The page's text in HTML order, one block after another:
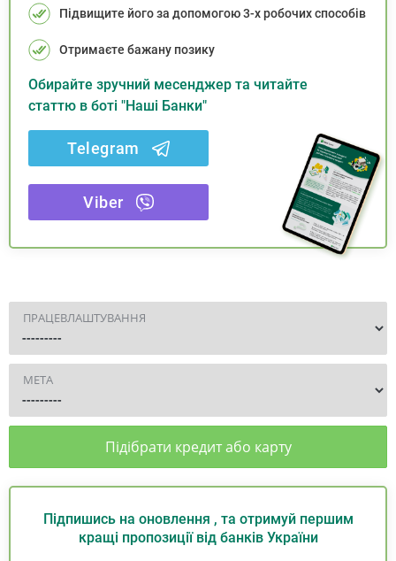
Підвищите його за допомогою 3-х робочих способів
Отримаєте бажану позику
Обирайте зручний месенджер та читайте
статтю в боті "Наші Банки"
Telegram
Viber
ПРАЦЕВЛАШТУВАННЯ
МЕТА
Підібрати кредит або карту
Підпишись на оновлення , та отримуй першим
кращі пропозиції від банків України